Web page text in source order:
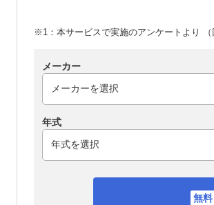
※1：本サービスで実施のアンケートより （
メーカー
年式